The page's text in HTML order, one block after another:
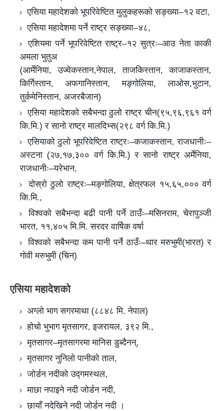
एसिया महादेशको भूपरिवेष्टित मुलुकहरूको सङ्ख्या–१२ वटा,
एसिया महादेशमा पर्ने राष्ट्र सङ्ख्या–४८,
एशियमा पर्ने भूपरिवेष्टित राष्ट्र–१२ सुत्रः–आउ नेता काकी
अमला भुतुअ
(आर्मेनिया, उज्वेकस्तान,नेपाल, ताजकिस्तान, काजाकस्तान,
किर्गिस्तान, अफगानिस्तान, मङ्गोलिया, लाओस,भुटान,
तुर्कमेनिस्तान, अजरबैजान)
एसिया महादेशको सबैभन्दा ठुलो राष्ट्र चीन(९५,९६,९६१ वर्ग
कि.मि.) र सानो राष्ट्र मालदिभ्स(२९८ वर्ग कि.मि.)
एसियाको ठुलो भूपरिवेष्टित राष्ट्रः–कजाकस्तान, राजधानीः–
अस्टना (२७,१७,३०० वर्ग कि.मि.) र सानो राष्ट्र अर्मेनिया,
राजधानीः–यरेभान,
दोस्रो ठुलो राष्ट्रः–मङ्गोलिया, क्षेत्रफल १५,६५,००० वर्ग
कि.मि.,
विश्वको सबैभन्दा बढी पानी पर्ने ठाउँः–मसिनराम, चेरापुञ्जी
भारत, ११,४०५ मि.मि. सरदर वार्षिक वर्षा
विश्वको सबैभन्दा कम पानी पर्ने ठाउँः–थार मरुभुमी(भारत) र
गोवी मरुभुमी (चिन)
एसिया महादेशको
अग्लो भाग सगरमाथा (८८४८ मि. नेपाल)
होचो भुभाग मृतसागर, इजरायल, ३९२ मि.,
मृतसागर–मृतसागरमा मानिस डुब्दैनन्,
मृतसागर नुनिलो पानीको ताल,
जोर्डन नदीको उद्गमस्थल,
माछा नपाइने नदी जोर्डन नदी,
छायाँ नदेखिने नदी जोर्डन नदी ।